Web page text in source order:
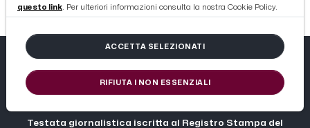
Testata giornalistica iscritta al Registro Stampa del
questo link. Per ulteriori informazioni consulta la nostra Cookie Policy.
ACCETTA SELEZIONATI
RIFIUTA I NON ESSENZIALI